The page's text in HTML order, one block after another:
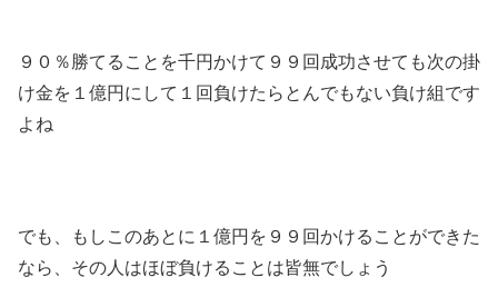
９０％勝てることを千円かけて９９回成功させても次の掛
け金を１億円にして１回負けたらとんでもない負け組です
よね
でも、もしこのあとに１億円を９９回かけることができた
なら、その人はほぼ負けることは皆無でしょう